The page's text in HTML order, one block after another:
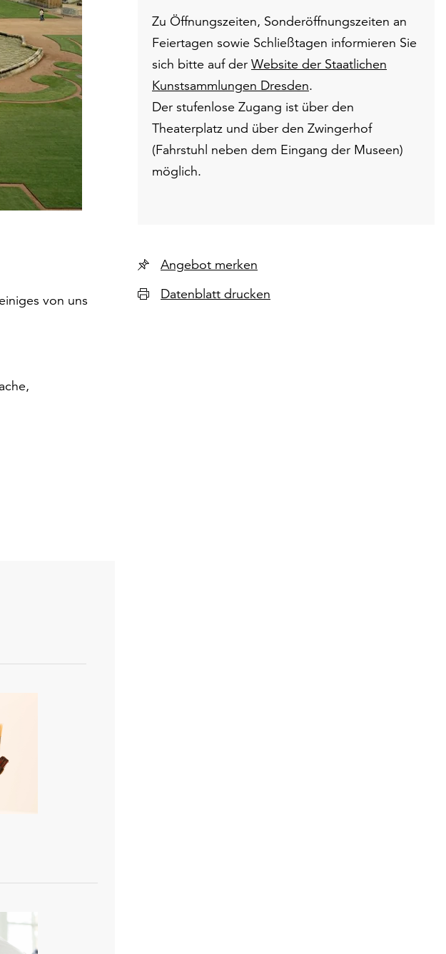
von uns
Zu Öffnungszeiten, Sonderöffnungszeiten an
Feiertagen sowie Schließtagen informieren Sie
sich bitte auf der Website der Staatlichen
Kunstsammlungen Dresden.
Der stufenlose Zugang ist über den
Theaterplatz und über den Zwingerhof
(Fahrstuhl neben dem Eingang der Museen)
möglich.
Angebot merken
Datenblatt drucken